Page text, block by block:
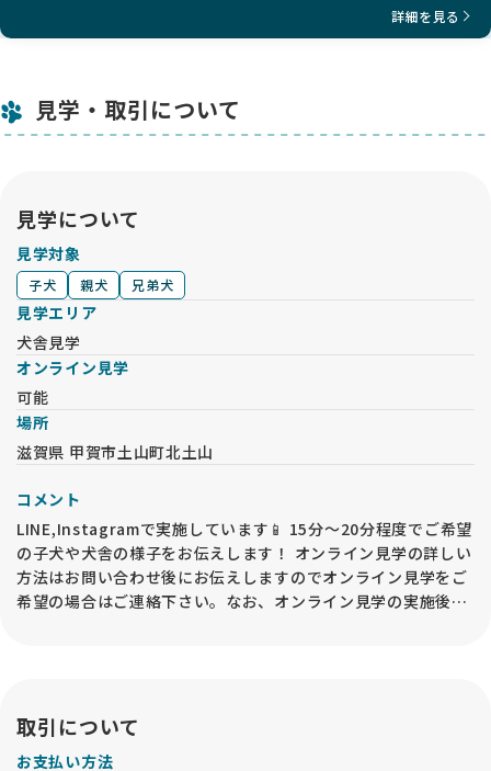
詳細を見る
見学・取引について
見学について
見学対象
子犬 親犬 兄弟犬
見学エリア
犬舎見学
オンライン見学
可能
場所
滋賀県 甲賀市土山町北土山
コメント
LINE,Instagramで実施しています📱 15分〜20分程度でご希望
の子犬や犬舎の様子をお伝えします！ オンライン見学の詳しい
方法はお問い合わせ後にお伝えしますのでオンライン見学をご
希望の場合はご連絡下さい。なお、オンライン見学の実施後で
取引について
お支払い方法